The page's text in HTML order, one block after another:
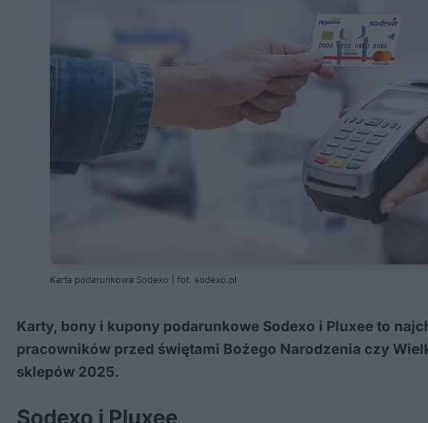
Karta podarunkowa Sodexo | fot. sodexo.pl
Karty, bony i kupony podarunkowe Sodexo i Pluxee to
pracowników przed świętami Bożego Narodzenia czy
sklepów 2025.
Sodexo i Pluxee